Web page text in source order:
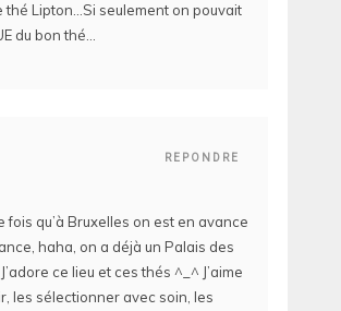
thé Lipton…Si seulement on pouvait
du bon thé…
REPONDRE
fois qu’à Bruxelles on est en avance
haha, on a déjà un Palais des
ce lieu et ces thés ^_^ J’aime
les sélectionner avec soin, les